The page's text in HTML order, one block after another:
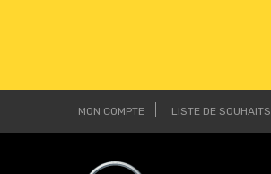
MON COMPTE LISTE DE SOUHAITS